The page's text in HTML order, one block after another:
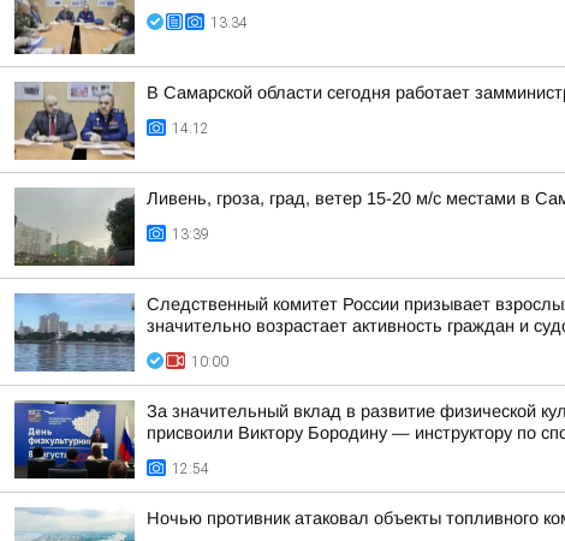
13:34
В Самарской области сегодня работает
14:12
Ливень, гроза, град, ветер 15-20 м/с местами в
13:39
Следственный комитет России призывает
значительно возрастает активность граждан и
10:00
За значительный вклад в развитие физической
присвоили Виктору Бородину — инструктору по
12:54
Ночью противник атаковал объекты топливного